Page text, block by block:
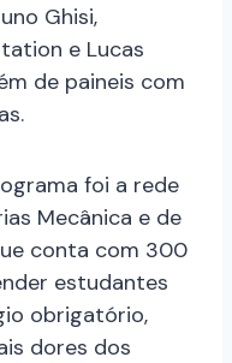
Ghisi,
e Lucas
de paineis com
foi a rede
Mecânica e de
conta com 300
estudantes
obrigatório,
dores dos